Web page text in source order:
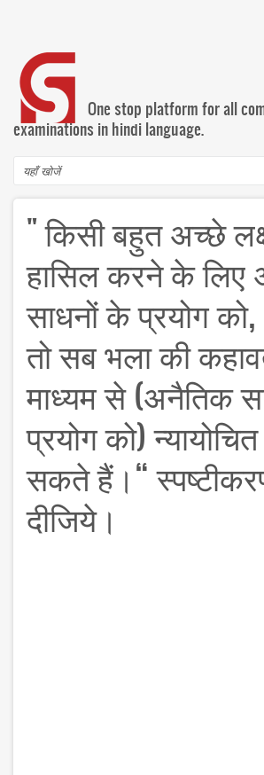
content
One stop platform for all
examinations in hindi language.
Search
" किसी बहुत अच्छे
हासिल करने के लिए
साधनों के प्रयोग
तो सब भला की
माध्यम से (अनैतिक
प्रयोग को)
सकते हैं।“
दीजिये।